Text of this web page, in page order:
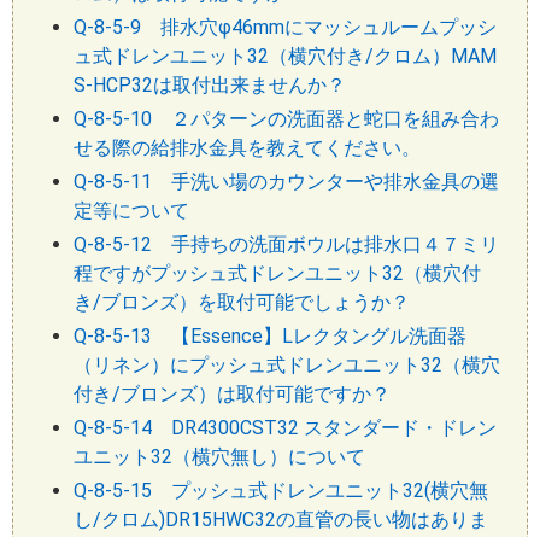
Q-8-5-9 排水穴φ46mmにマッシュルームプッシ
ュ式ドレンユニット32（横穴付き/クロム）MAM
S-HCP32は取付出来ませんか？
Q-8-5-10 ２パターンの洗面器と蛇口を組み合わ
せる際の給排水金具を教えてください。
Q-8-5-11 手洗い場のカウンターや排水金具の選
定等について
Q-8-5-12 手持ちの洗面ボウルは排水口４７ミリ
程ですがプッシュ式ドレンユニット32（横穴付
き/ブロンズ）を取付可能でしょうか？
Q-8-5-13 【Essence】Lレクタングル洗面器
（リネン）にプッシュ式ドレンユニット32（横穴
付き/ブロンズ）は取付可能ですか？
Q-8-5-14 DR4300CST32 スタンダード・ドレン
ユニット32（横穴無し）について
Q-8-5-15 プッシュ式ドレンユニット32(横穴無
し/クロム)DR15HWC32の直管の長い物はありま